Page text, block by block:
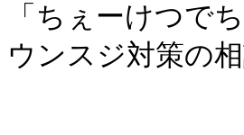
「ちぇーけつで
ウンスジ対策の